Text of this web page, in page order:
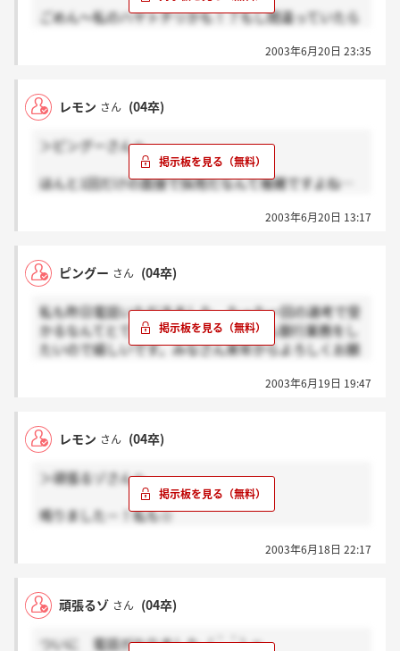
ごめん～私のハヤトチリかも！？もし間違っていたら
私もレモンさんと同じように紀陽銀行と同じか少し心
いですけど、今年から新しい採用方法らしくて面接で
質問してもはっきりした答えが帰ってこない時もあり
しました。だから私自身も少し何かと心配です。
とりあえず今週の日曜日は集合時間が朝とても早かっ
たのですけど、終わるのも早く終わるのかな！？
2003年6月20日 23:35
レモン さん (04卒)
＞ピングーさんへ
ほんと1回だけの面接で採用だなんて複雑ですよね…
給料は若干紀陽に比べたら低いですよねぇー
2003年6月20日 13:17
ピングー さん (04卒)
私も昨日電話いただきました。たった一回の選考で受
かるなんてとても複雑な気分・・・でも銀行業務をし
たいので嬉しいです。みなさん来年からよろしくお願
が、一体何人採用するのですかね???学校に来てる短
りませんね。
2003年6月19日 19:47
レモン さん (04卒)
＞頑張るゾさんへ
鳴りました－！私も☆
だから。」って言っていたので安心していいってこと
紀陽で働くみなさんよろしくお願いします☆
2003年6月18日 22:17
頑張るゾ さん (04卒)
ついに 電話がなりました（＾＾）v